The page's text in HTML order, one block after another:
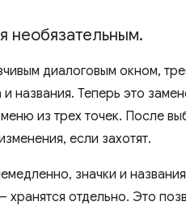
необязательным.
диалоговым окном,
названия. Теперь это
из трех точек. После
если захотят.
значки и
хранятся отдельно. Это